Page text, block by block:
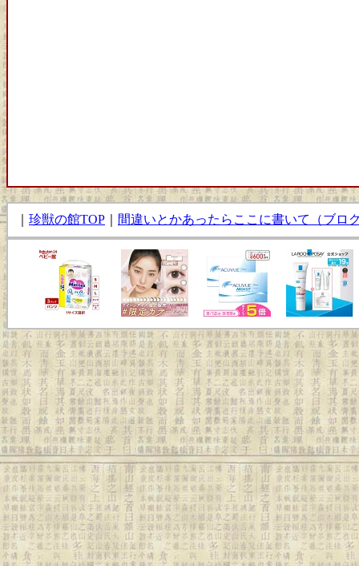
珍獣の館TOP 間違いとかあったらここに書いて（ブロ